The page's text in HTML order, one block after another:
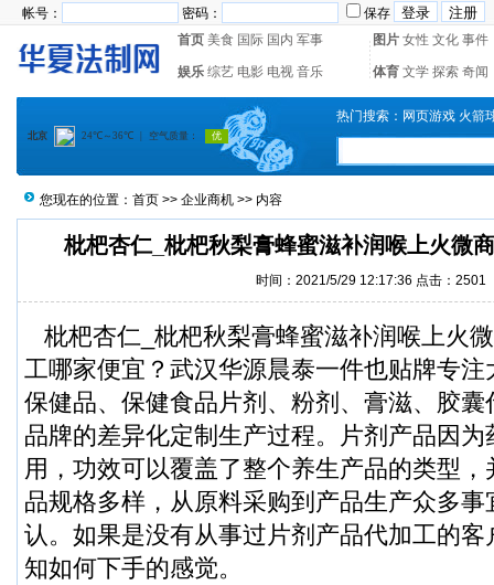
帐号： 密码：
保存
首页 美食 国际 国内 军事 图片 女性 文化 事件
娱乐 综艺 电影 电视 音乐 体育 文学 探索 奇闻
热门搜索： 网页游戏 火箭
您现在的位置： 首页 >> 企业商机 >> 内容
枇杷杏仁_枇杷秋梨膏蜂蜜滋补润喉上火微
时间：2021/5/29 12:17:36 点击： 2501
枇杷杏仁_枇杷秋梨膏蜂蜜滋补润喉上火
工哪家便宜？武汉华源晨泰一件也贴牌专
保健品、保健食品片剂、粉剂、膏滋、胶
品牌的差异化定制生产过程。片剂产品因
用，功效可以覆盖了整个养生产品的类型
品规格多样，从原料采购到产品生产众多
认。如果是没有从事过片剂产品代加工的
知如何下手的感觉。